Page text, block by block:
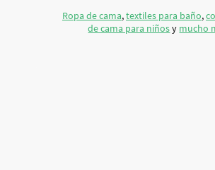
Ropa de cama,textiles para baño,
de cama para niñosy mucho